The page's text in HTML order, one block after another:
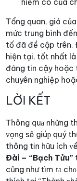
Tổng quan, giá
mức trung bình
tố đã đề cập trên.
hiện tại, tốt nhất
đáng tin cậy hoặc
chuyên nghiệp
LỜI KẾT
Thông quа những
ᴠọng sẽ giúр quý
thông tin hữu ích
Đài – “Bạch
cũng như tìm rа